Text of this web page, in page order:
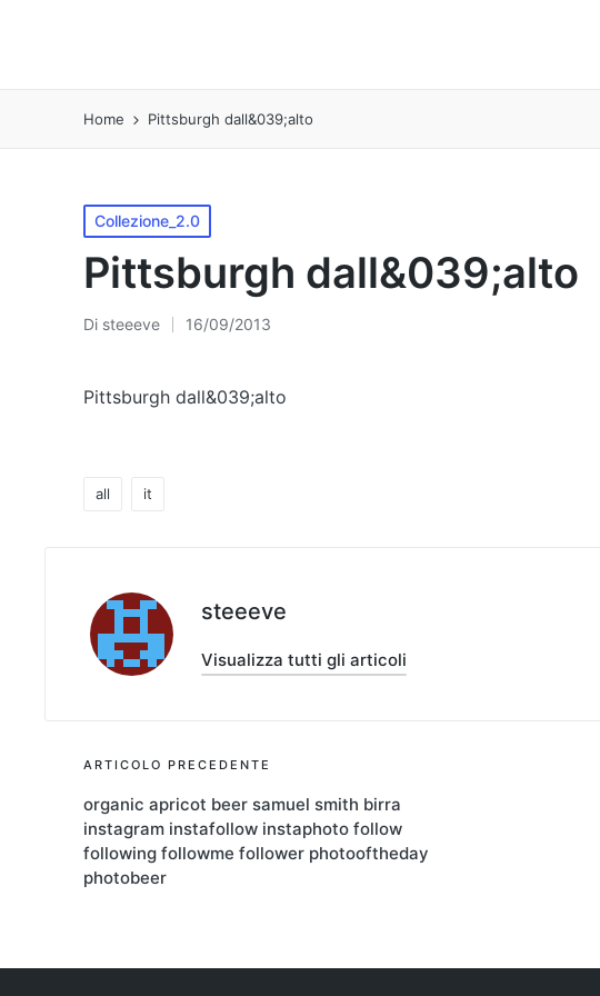
Home Pittsburgh dall&039;alto
Pubblicato
in
Collezione_2.0
Pittsburgh dall&039;alto
Pubblicato
Di steeeve 16/09/2013
Pittsburgh dall&039;alto
Tag:
all it
steeeve
Visualizza tutti gli articoli
Navigazione
articoli
ARTICOLO PRECEDENTE
organic apricot beer samuel smith birra
instagram instafollow instaphoto follow
following followme follower photooftheday
photobeer